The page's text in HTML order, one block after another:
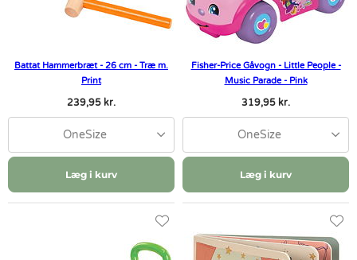
Battat Hammerbræt - 26 cm - Træ m.
Print
239,95 kr.
OneSize
Læg i kurv
Fisher-Price Gåvogn - Little People -
Music Parade - Pink
319,95 kr.
OneSize
Læg i kurv